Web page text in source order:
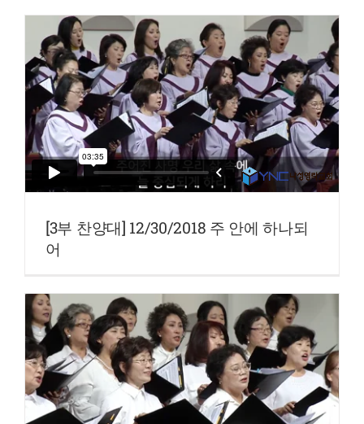
[3부 찬양대] 12/30/2018 주 안에 하나되
어